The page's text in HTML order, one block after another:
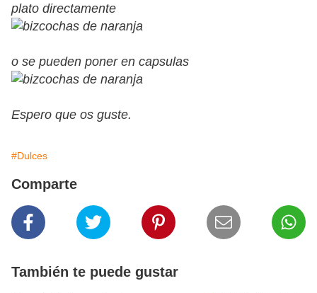
plato directamente
o se pueden poner en capsulas
Espero que os guste.
#Dulces
Comparte
También te puede gustar